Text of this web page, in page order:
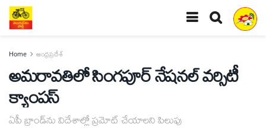
Home ఆంధ్రప్రదేశ్
అమరావతిలో సింగపూర్ నేషనల్ వర్సిటీ
క్యాంపస్
ఏపీ బ్రాండ్‌ను విదేశాల్లో ప్రమోట్ చేయాలని పిలుపు